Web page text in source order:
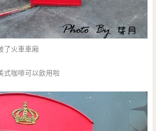
了火車車廂
式咖啡可以飲用啦